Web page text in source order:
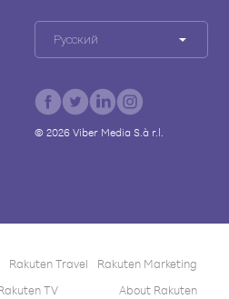
Русский
© 2026Viber Media S.à r.l.
Rakuten Travel
Rakuten Marketing
TV About Rakuten